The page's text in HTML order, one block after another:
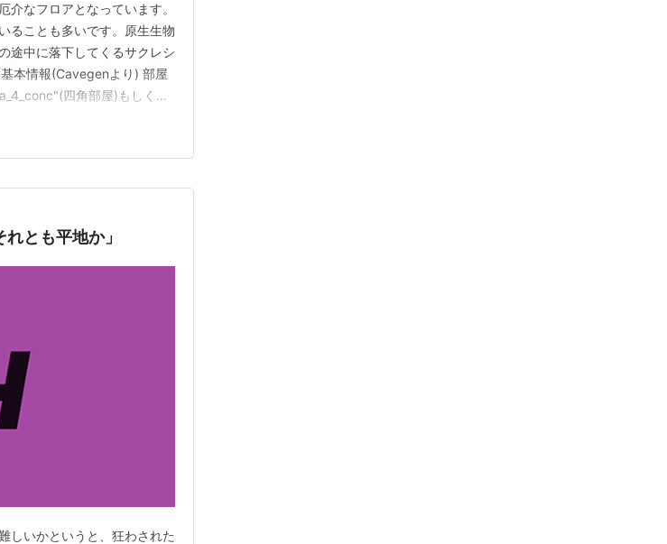
なフロアとなっています。
ることも多いです。原生生物
途中に落下してくるサクレシ
本情報(Cavegenより) 部屋
四角部屋)もしく
の通路部屋であることが
とも平地か」
しいかというと、狂わされた